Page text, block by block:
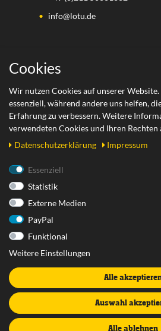
info@lotu.de
Wichtige Links
Versand
Retoure
Rechtliches
AGB
Widerrufsformular
Batterieentsorgung
Cookies
Wir nutzen Cookies auf unserer Website.
essenziell, während andere uns helfen,
Erfahrung zu verbessern. Weitere
verwendeten Cookies und Ihren Rechten
Daten­schutz­erklärung
Impressum
Essenziell
Statistik
Externe Medien
PayPal
Funktional
Weitere Einstellungen
Alle
Auswahl
Alle ablehnen